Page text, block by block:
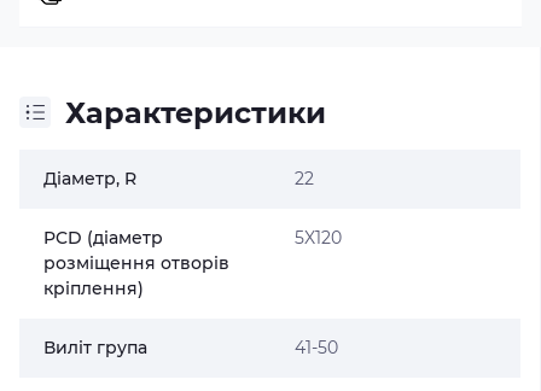
Характеристики
Діаметр, R 22
PCD (діаметр
розміщення отворів
кріплення)
5X120
Виліт група 41-50